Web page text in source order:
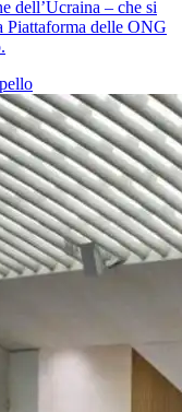
dell’Ucraina – che si
Piattaforma delle ONG